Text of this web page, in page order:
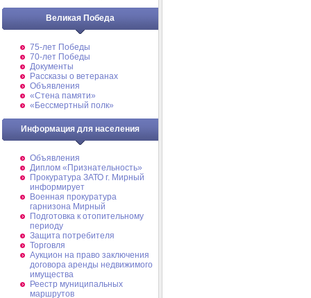
Великая Победа
75-лет Победы
70-лет Победы
Документы
Рассказы о ветеранах
Объявления
«Стена памяти»
«Бессмертный полк»
Информация для населения
Объявления
Диплом «Признательность»
Прокуратура ЗАТО г. Мирный
информирует
Военная прокуратура
гарнизона Мирный
Подготовка к отопительному
периоду
Защита потребителя
Торговля
Аукцион на право заключения
договора аренды недвижимого
имущества
Реестр муниципальных
маршрутов